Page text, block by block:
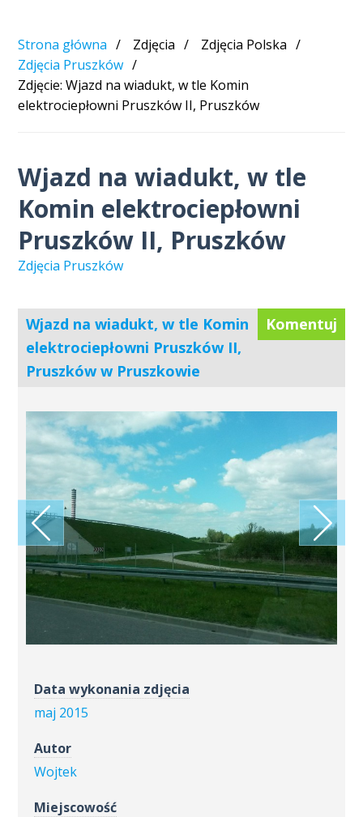
Strona główna Zdjęcia
Zdjęcia Polska
Zdjęcia Pruszków
Zdjęcie: Wjazd na wiadukt, w tle Komin
elektrociepłowni Pruszków II, Pruszków
Wjazd na wiadukt, w tle
Komin elektrociepłowni
Pruszków II, Pruszków
Zdjęcia Pruszków
Wjazd na wiadukt, w tle Komin
elektrociepłowni Pruszków II,
Pruszków w Pruszkowie
Komentuj
Data wykonania zdjęcia
maj 2015
Autor
Wojtek
Miejscowość